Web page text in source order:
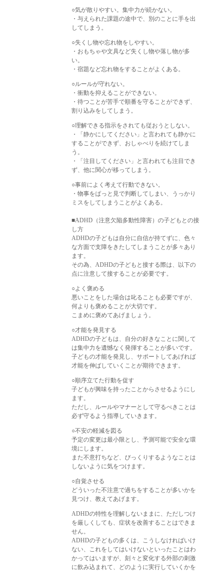
○気が散りやすい。集中力が続かない。
・与えられた課題の途中で、別のことに手を出
してしまう。
○失くし物や忘れ物をしやすい。
・おもちゃや文具など失くし物や落し物が多
い。
・宿題など忘れ物をすることがよくある。
○ルールが守れない。
・衝動を抑えることができない。
・待つことが苦手で順番を守ることができず、
割り込みをしてしまう。
○理解できる指示をされても従おうとしない。
・「静かにしてください」と言われても静かに
することができず、おしゃべりを続けてしま
う。
・「注目してください」と言われても注目でき
ず、他に関心が移ってしまう。
○事前によく考えて行動できない。
・物事をぱっと見で判断してしまい、うっかり
ミスをしてしまうことがよくある。
■ADHD（注意欠陥多動性障害）の子どもとの接
し方
ADHDの子どもは自分に自信が持てずに、色々
な方面で支障をきたしてしまうことが多々あり
ます。
その為、ADHDの子どもと接する際は、以下の
点に注意して接することが必要です。
○よく褒める
悪いことをした場合は叱ることも必要ですが、
何よりも褒めることが大切です。
こまめに褒めてあげましょう。
○才能を発見する
ADHDの子どもは、自分の好きなことに関して
は集中力を遺憾なく発揮することが多いです。
子どもの才能を発見し、サポートしてあげれば
才能を伸ばしていくことが期待できます。
○順序立てた行動を促す
子どもが興味を持ったことからさせるようにし
ます。
ただし、ルールやマナーとして守るべきことは
必ず守るよう指導していきます。
○不安の軽減を図る
予定の変更は最小限とし、予測可能で安全な環
境にします。
また不意打ちなど、びっくりするようなことは
しないように気をつけます。
○自覚させる
どういった不注意で過ちをすることが多いかを
見つけ、教えてあげます。
ADHDの特性を理解しないままに、ただしつけ
を厳しくしても、症状を改善することはできま
せん。
ADHDの子どもの多くは、こうしなければいけ
ない、これをしてはいけないといったことはわ
かってはいますが、刻々と変化する外部の刺激
に飲み込まれて、どのように実行していくかを